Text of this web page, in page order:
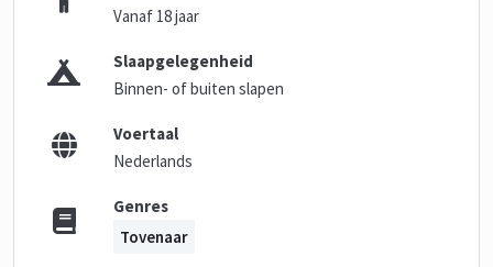
Vanaf 18 jaar
Slaapgelegenheid
Binnen- of buiten slapen
Voertaal
Nederlands
Genres
Tovenaar